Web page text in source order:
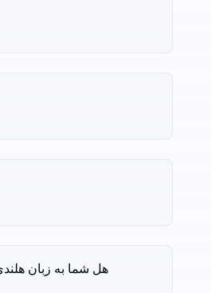
هل شما به زبان